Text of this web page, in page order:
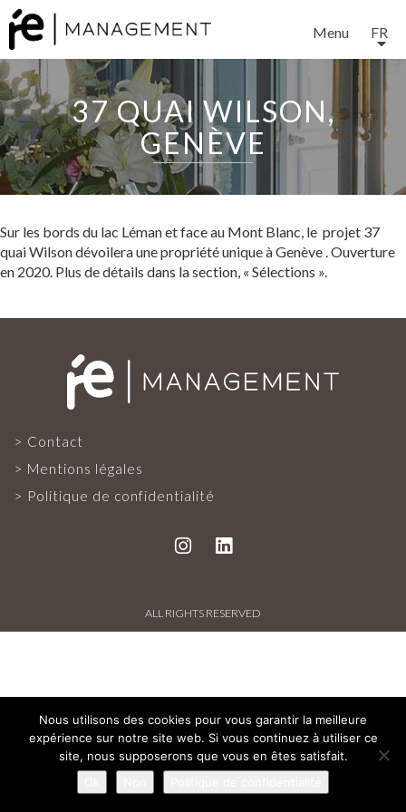
Menu FR
EXPERTISE
SERVICES
PROJETS ET RÉFÉRENCES
PRESSE FRANÇAISE
PRESSE INTERNATIONALE
CONTACT
37 QUAI WILSON,
GENÈVE
Sur les bords du lac Léman et face au Mont Blanc, le projet 37
quai Wilson dévoilera une propriété unique à Genève . Ouverture
en 2020. Plus de détails dans la section, « Sélections ».
Contact
Mentions légales
Politique de confidentialité
ALL RIGHTS RESERVED
Nous utilisons des cookies pour vous garantir la meilleure
expérience sur notre site web. Si vous continuez à utiliser ce
site, nous supposerons que vous en êtes satisfait.